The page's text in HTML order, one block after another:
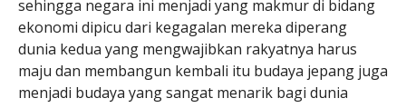
sehingga negara ini menjadi yang makmur di bidang
ekonomi dipicu dari kegagalan mereka diperang
dunia kedua yang mengwajibkan rakyatnya harus
maju dan membangun kembali itu budaya jepang juga
menjadi budaya yang sangat menarik bagi dunia